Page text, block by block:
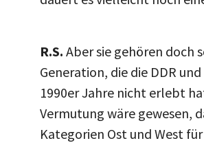
R.S. Aber sie gehören doch
Generation, die die DDR
1990er Jahre nicht erlebt
Vermutung wäre gewesen,
Kategorien Ost und West für